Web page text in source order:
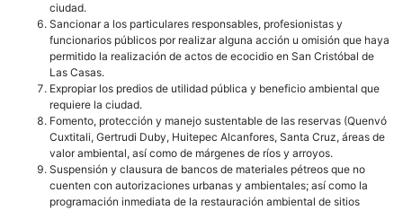
ciudad.
Sancionar a los particulares responsables, profesionistas y
funcionarios públicos por realizar alguna acción u omisión que haya
permitido la realización de actos de ecocidio en San Cristóbal de
Las Casas.
Expropiar los predios de utilidad pública y beneficio ambiental que
requiere la ciudad.
Fomento, protección y manejo sustentable de las reservas (Quenvó
Cuxtitali, Gertrudi Duby, Huitepec Alcanfores, Santa Cruz, áreas de
valor ambiental, así como de márgenes de ríos y arroyos.
Suspensión y clausura de bancos de materiales pétreos que no
cuenten con autorizaciones urbanas y ambientales; así como la
programación inmediata de la restauración ambiental de sitios